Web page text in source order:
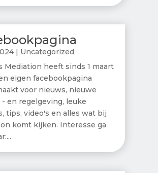
| Uncategorized
Mediation heeft sinds 1 maart
eigen facebookpagina
voor nieuws, nieuwe
en regelgeving, leuke
tips, video's en alles wat bij
komt kijken. Interesse ga